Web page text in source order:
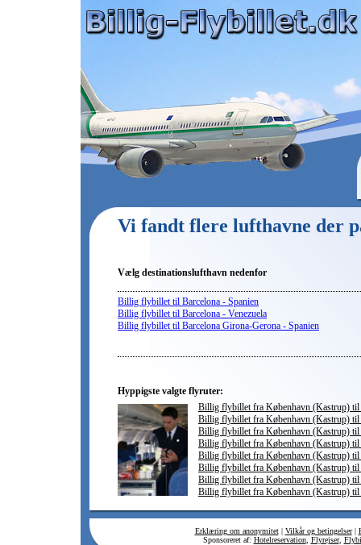
Vi fandt flere lufthavne der
Vælg destinationslufthavn nedenfor
Billig flybillet til Barcelona - Spanien
Billig flybillet til Barcelona - Venezuela
Billig flybillet til Barcelona Girona-Gerona - Spanien
Hyppigste valgte flyruter:
Billig flybillet fra København (Kastrup) til
Billig flybillet fra København (Kastrup) til
Billig flybillet fra København (Kastrup) til
Billig flybillet fra København (Kastrup) til
Billig flybillet fra København (Kastrup) til
Billig flybillet fra København (Kastrup) til
Billig flybillet fra København (Kastrup) til
Billig flybillet fra København (Kastrup) til
Erklæring om anonymitet| Vilkår og betingelser|
Sponsoreret af: Hotelreservation, Flyrejser,